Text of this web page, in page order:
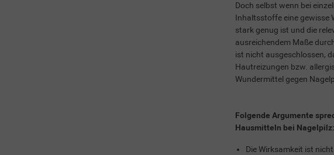
Doch selbst wenn bei
Inhaltsstoffe eine gewisse
stark genug ist und die
ausreichendem Maße
ist nicht ausgeschlossen,
Hautreizungen bzw.
Wundermittel gegen
Folgende Argumente
Hausmitteln bei Nagelpilz:
Die Wirksamkeit ist